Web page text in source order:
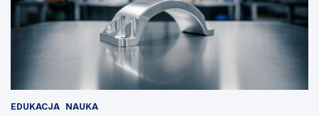
EDUKACJA NAUKA